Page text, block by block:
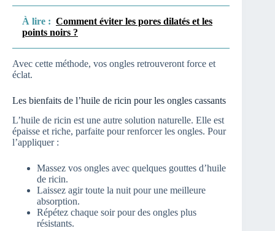
À lire : Comment éviter les pores dilatés et les
points noirs ?
Avec cette méthode, vos ongles retrouveront force et
éclat.
Les bienfaits de l’huile de ricin pour les ongles cassants
L’huile de ricin est une autre solution naturelle. Elle est
épaisse et riche, parfaite pour renforcer les ongles. Pour
l’appliquer :
Massez vos ongles avec quelques gouttes d’huile
de ricin.
Laissez agir toute la nuit pour une meilleure
absorption.
Répétez chaque soir pour des ongles plus
résistants.